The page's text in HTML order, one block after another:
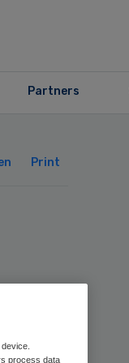
Partners
Print
process data